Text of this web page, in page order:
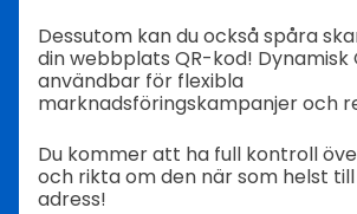
Dessutom kan du också spåra
din webbplats QR-kod! Dynamisk
användbar för flexibla
marknadsföringskampanjer och
Du kommer att ha full kontroll
och rikta om den när som helst
adress!